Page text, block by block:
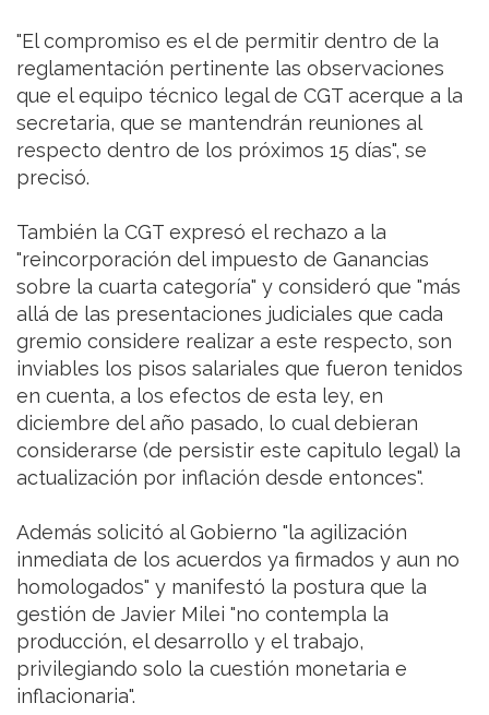
"El compromiso es el de permitir dentro de la
reglamentación pertinente las observaciones
que el equipo técnico legal de CGT acerque a la
secretaria, que se mantendrán reuniones al
respecto dentro de los próximos 15 días", se
precisó.
También la CGT expresó el rechazo a la
"reincorporación del impuesto de Ganancias
sobre la cuarta categoría" y consideró que "más
allá de las presentaciones judiciales que cada
gremio considere realizar a este respecto, son
inviables los pisos salariales que fueron tenidos
en cuenta, a los efectos de esta ley, en
diciembre del año pasado, lo cual debieran
considerarse (de persistir este capitulo legal) la
actualización por inflación desde entonces".
Además solicitó al Gobierno "la agilización
inmediata de los acuerdos ya firmados y aun no
homologados" y manifestó la postura que la
gestión de Javier Milei "no contempla la
producción, el desarrollo y el trabajo,
privilegiando solo la cuestión monetaria e
inflacionaria".